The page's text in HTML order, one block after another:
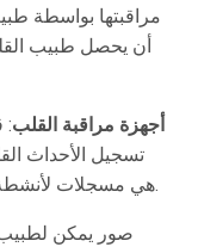
مراقبتها بواسطة
أن يحصل طبيب
أجهزة مراقبة القلب:
تسجيل الأحداث
هي مسجلات لأنشطة القلب الكهربية خلال مدة زمنية محددة.